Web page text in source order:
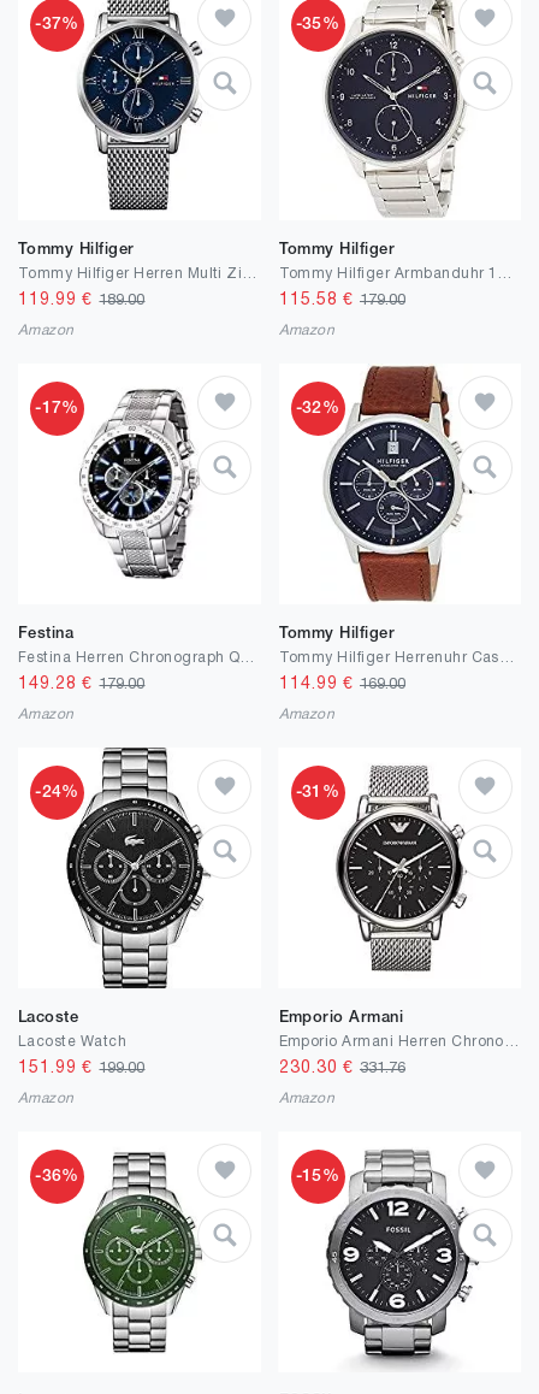
-37%
Tommy Hilfiger
119.99 €189.00
Amazon
-35%
Tommy Hilfiger
115.58 € 179.00
Amazon
-17%
Festina
149.28 €179.00
Amazon
-32%
Tommy Hilfiger
114.99 € 169.00
Amazon
-24%
Lacoste
Lacoste Watch
151.99 €199.00
Amazon
-31%
Emporio Armani
230.30 € 331.76
Amazon
-36% -15%